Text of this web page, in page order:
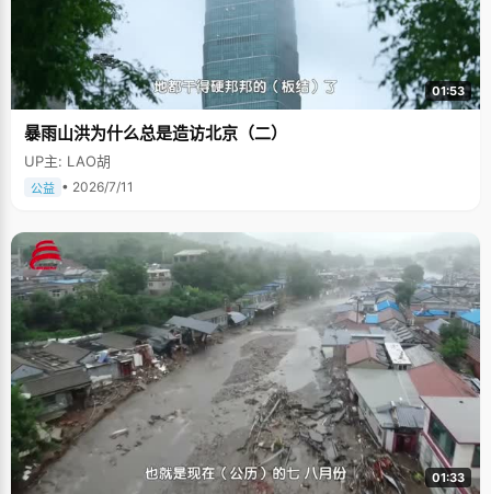
01:53
暴雨山洪为什么总是造访北京（二）
UP主: LAO胡
公益 • 2026/7/11
01:33